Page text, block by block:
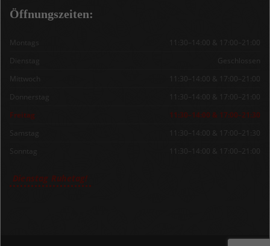
Öffnungszeiten:
Montags
11:30–14:00 & 17:00–21:00
Dienstag
Geschlossen
Mittwoch
11:30–14:00 & 17:00–21:00
Donnerstag
11:30–14:00 & 17:00–21:00
Freitag
11:30–14:00 & 17:00–21:30
Samstag
11:30–14:00 & 17:00–21:30
Sonntag
11:30–14:00 & 17:00–21:00
Dienstag Ruhetag!